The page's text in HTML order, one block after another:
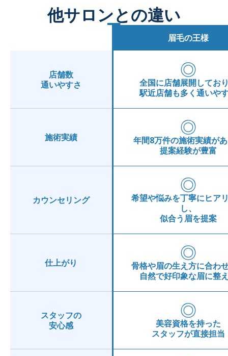
他サロンとの違い
眉毛の王様
店舗数
通いやすさ
◎
全国に店舗展開してお
駅近店舗も多く通いや
施術実績 ◎
年間8万件の施術実績が
提案経験が豊富
カウンセリング
◎
希望や悩みを丁寧にヒア
し、
似合う眉を提案
仕上がり ◎
骨格や眉の生え方に合わ
自然で好印象な眉に整
スタッフの
安心感
◎
美容資格を持った
スタッフが直接担当